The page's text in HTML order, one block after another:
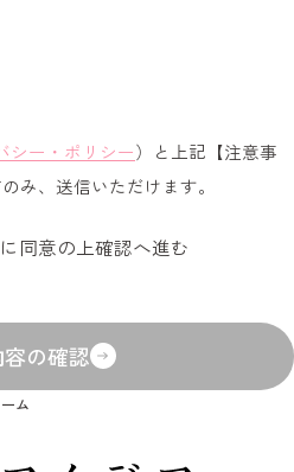
シー・ポリシー）と上記【注意事
み、送信いただけます。
同意の上確認へ進む
の確認
ム